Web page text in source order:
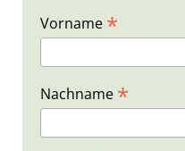
Vorname *
Nachname *